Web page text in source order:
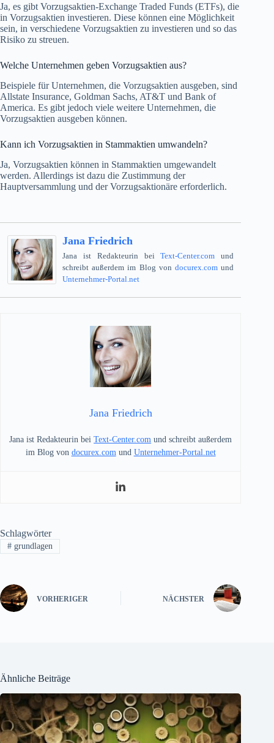
Ja, es gibt Vorzugsaktien-Exchange Traded Funds (ETFs), die
in Vorzugsaktien investieren. Diese können eine Möglichkeit
sein, in verschiedene Vorzugsaktien zu investieren und so das
Risiko zu streuen.
Welche Unternehmen geben Vorzugsaktien aus?
Beispiele für Unternehmen, die Vorzugsaktien ausgeben, sind
Allstate Insurance, Goldman Sachs, AT&T und Bank of
America. Es gibt jedoch viele weitere Unternehmen, die
Vorzugsaktien ausgeben können.
Kann ich Vorzugsaktien in Stammaktien umwandeln?
Ja, Vorzugsaktien können in Stammaktien umgewandelt
werden. Allerdings ist dazu die Zustimmung der
Hauptversammlung und der Vorzugsaktionäre erforderlich.
Jana Friedrich
Jana ist Redakteurin beiText-Center.com und
schreibt außerdem im Blog vondocurex.com und
Unternehmer-Portal.net
Jana Friedrich
Jana ist Redakteurin beiText-Center.com und schreibt außerdem
im Blog von docurex.com und Unternehmer-Portal.net
Schlagwörter
#grundlagen
VORHERIGER NÄCHSTER
Ähnliche Beiträge